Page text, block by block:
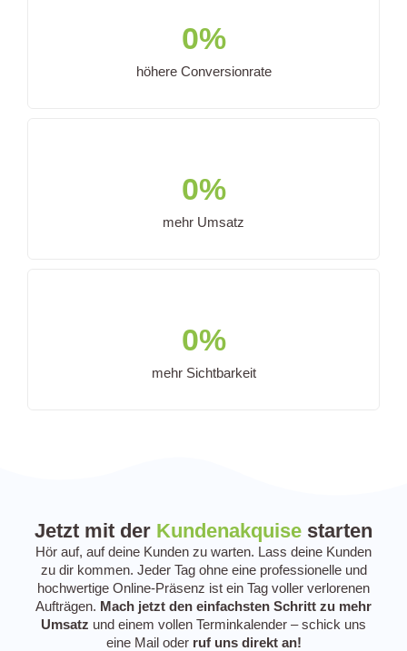
0%
höhere Conversionrate
0%
mehr Umsatz
0%
mehr Sichtbarkeit
Jetzt mit der Kundenakquise starten
Hör auf, auf deine Kunden zu warten. Lass deine Kunden
zu dir kommen. Jeder Tag ohne eine professionelle und
hochwertige Online-Präsenz ist ein Tag voller verlorenen
Aufträgen. Mach jetzt den einfachsten Schritt zu mehr
Umsatz und einem vollen Terminkalender – schick uns
eine Mail oder ruf uns direkt an!